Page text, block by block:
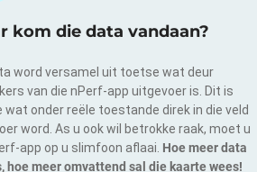
kom die data vandaan?
word versamel uit toetse wat deur
van die nPerf-app uitgevoer is. Dit is
onder reële toestande direk in die veld
word. As u ook wil betrokke raak, moet u
app op u slimfoon aflaai. Hoe meer data
hoe meer omvattend sal die kaarte wees!